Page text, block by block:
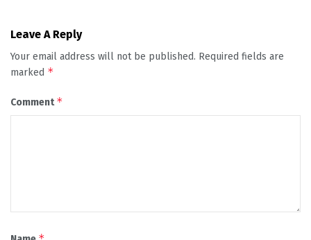
Leave A Reply
Your email address will not be published. Required fields are
marked *
Comment*